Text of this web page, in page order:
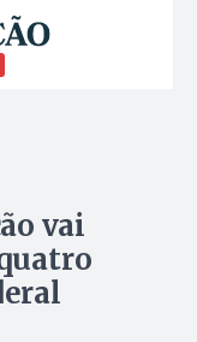
vai